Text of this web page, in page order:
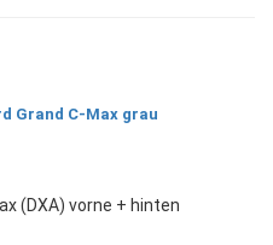
(DXA) vorne + hinten